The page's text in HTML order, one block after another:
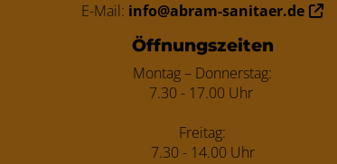
E-Mail: info@abram-sanitaer.de
Öffnungszeiten
Montag – Donnerstag:
7.30 - 17.00 Uhr
Freitag:
7.30 - 14.00 Uhr